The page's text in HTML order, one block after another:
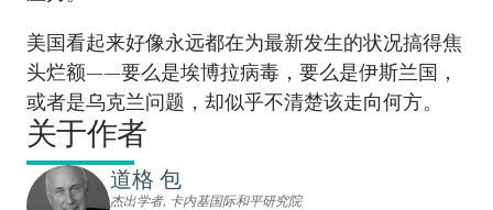
美国看起来好像永远都在为最新发生的状况搞得焦
头烂额——要么是埃博拉病毒，要么是伊斯兰国，
或者是乌克兰问题，却似乎不清楚该走向何方。
关于作者
道格 包
杰出学者, 卡内基国际和平研究院